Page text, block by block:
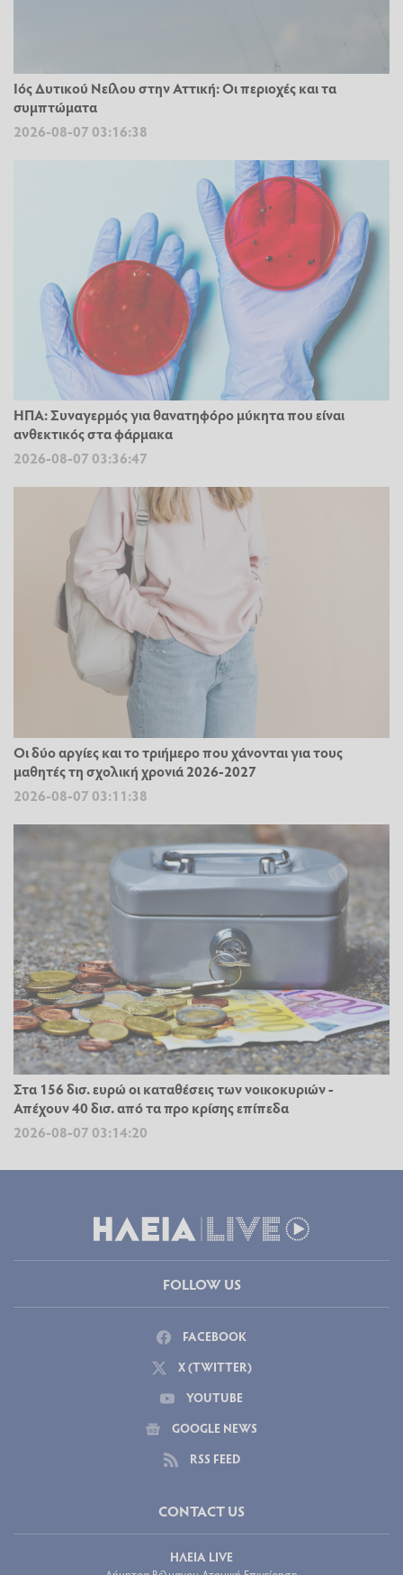
Ιός Δυτικού Νείλου στην Αττική: Οι περιοχές και τα
συμπτώματα
2026-08-07 03:16:38
ΗΠΑ: Συναγερμός για θανατηφόρο μύκητα που είναι
ανθεκτικός στα φάρμακα
2026-08-07 03:36:47
Οι δύο αργίες και το τριήμερο που χάνονται για τους
μαθητές τη σχολική χρονιά 2026-2027
2026-08-07 03:11:38
Στα 156 δισ. ευρώ οι καταθέσεις των νοικοκυριών -
Απέχουν 40 δισ. από τα προ κρίσης επίπεδα
2026-08-07 03:14:20
FOLLOW US
FACEBOOK
X (TWITTER)
YOUTUBE
GOOGLE NEWS
RSS FEED
CONTACT US
ΗΛΕΙΑ LIVE